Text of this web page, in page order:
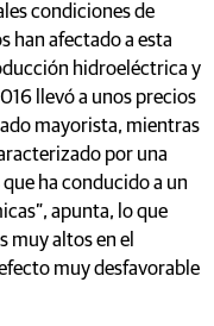
condiciones de
han afectado a esta
hidroeléctrica y
llevó a unos precios
mayorista, mientras
por una
ha conducido a un
apunta, lo que
muy altos en el
muy desfavorable